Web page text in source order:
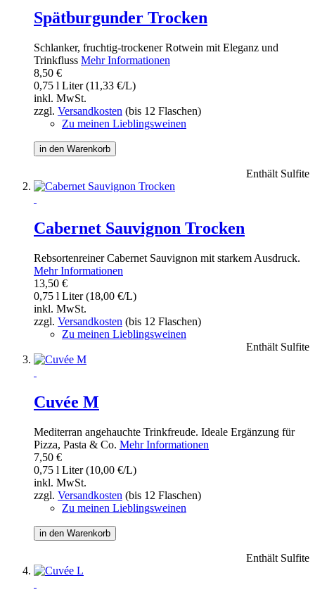
Spätburgunder Trocken
Schlanker, fruchtig-trockener Rotwein mit Eleganz und
Trinkfluss Mehr Informationen
8,50 €
0,75 l Liter (11,33 €/L)
inkl. MwSt.
zzgl. Versandkosten (bis 12 Flaschen)
Zu meinen Lieblingsweinen
in den Warenkorb
Enthält Sulfite
Cabernet Sauvignon Trocken
Rebsortenreiner Cabernet Sauvignon mit starkem Ausdruck.
Mehr Informationen
13,50 €
0,75 l Liter (18,00 €/L)
inkl. MwSt.
zzgl. Versandkosten (bis 12 Flaschen)
Zu meinen Lieblingsweinen
Enthält Sulfite
Cuvée M
Mediterran angehauchte Trinkfreude. Ideale Ergänzung für
Pizza, Pasta & Co. Mehr Informationen
7,50 €
0,75 l Liter (10,00 €/L)
inkl. MwSt.
zzgl. Versandkosten (bis 12 Flaschen)
Zu meinen Lieblingsweinen
in den Warenkorb
Enthält Sulfite